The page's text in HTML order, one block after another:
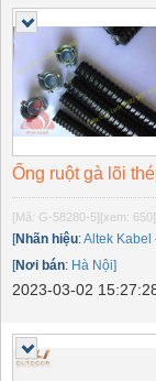
Ống ruột gà lõi
[Mã: G-58280-5][xem: 650]
[Nhãn hiệu:Altek Kabel
[Nơi bán: Hà Nội]
2023-03-02